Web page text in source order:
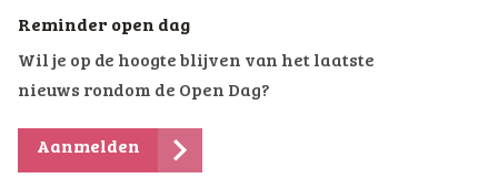
Reminder open dag
Wil je op de hoogte blijven van het laatste
nieuws rondom de Open Dag?
Aanmelden